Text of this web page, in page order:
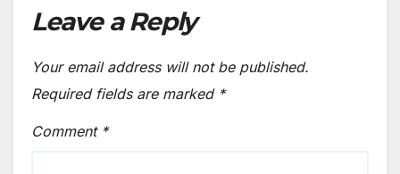
Leave a Reply
Your email address will not be published.
Required fields are marked *
Comment *